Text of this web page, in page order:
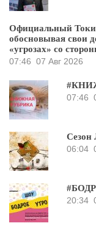
Официальный
обосновывая свои
«угрозах» со
07:46 07 Авг 2026
07:46
Сезон
06:04
20:34